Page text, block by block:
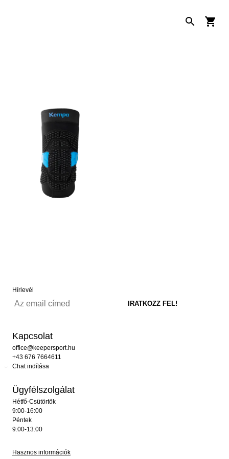
Hírlevél
Kapcsolat
office@keepersport.hu
+43 676 7664611
Chat indítása
Ügyfélszolgálat
Hétfő-Csütörtök
9:00-16:00
Péntek
9:00-13:00
Hasznos információk